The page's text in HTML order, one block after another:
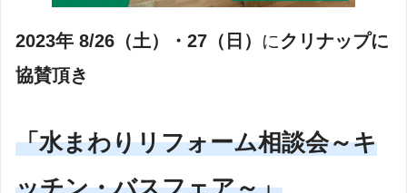
2023年 8/26（土）・27 （日） にクリナップに
協賛頂き
「水まわりリフォーム相談会～キ
ッチン・バスフェア～」